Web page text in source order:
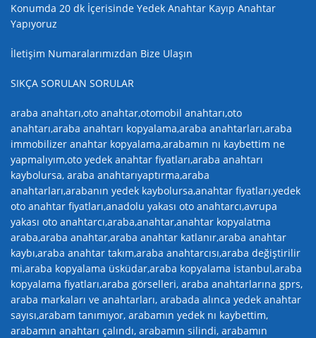
Konumda 20 dk İçerisinde Yedek Anahtar Kayıp Anahtar
Yapıyoruz
İletişim Numaralarımızdan Bize Ulaşın
SIKÇA SORULAN SORULAR
araba anahtarı,oto anahtar,otomobil anahtarı,oto
anahtarı,araba anahtarı kopyalama,araba anahtarları,araba
immobilizer anahtar kopyalama,arabamın nı kaybettim ne
yapmalıyım,oto yedek anahtar fiyatları,araba anahtarı
kaybolursa, araba anahtarıyaptırma,araba
anahtarları,arabanın yedek kaybolursa,anahtar fiyatları,yedek
oto anahtar fiyatları,anadolu yakası oto anahtarcı,avrupa
yakası oto anahtarcı,araba,anahtar,anahtar kopyalatma
araba,araba anahtar,araba anahtar katlanır,araba anahtar
kaybı,araba anahtar takım,araba anahtarcısı,araba değiştirilir
mi,araba kopyalama üsküdar,araba kopyalama istanbul,araba
kopyalama fiyatları,araba görselleri, araba anahtarlarına gprs,
araba markaları ve anahtarları, arabada alınca yedek anahtar
sayısı,arabam tanımıyor, arabamın yedek nı kaybettim,
arabamın anahtarı çalındı, arabamın silindi, arabamın